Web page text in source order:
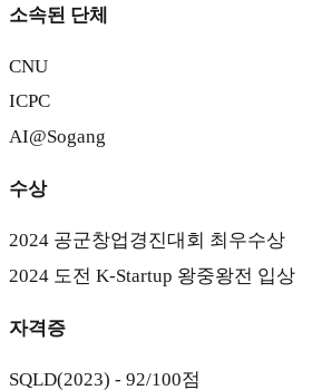
소속된 단체
CNU
ICPC
AI@Sogang
수상
2024 공군창업경진대회 최우수상
2024 도전 K-Startup 왕중왕전 입상
자격증
SQLD(2023) - 92/100점